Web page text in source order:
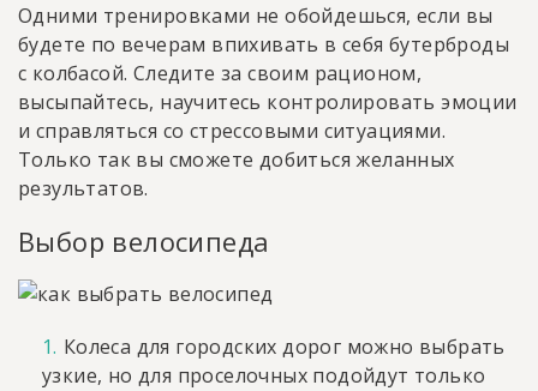
Одними тренировками не обойдешься, если вы
будете по вечерам впихивать в себя бутерброды
с колбасой. Следите за своим рационом,
высыпайтесь, научитесь контролировать эмоции
и справляться со стрессовыми ситуациями.
Только так вы сможете добиться желанных
результатов.
Выбор велосипеда
Колеса для городских дорог можно выбрать
узкие, но для проселочных подойдут только